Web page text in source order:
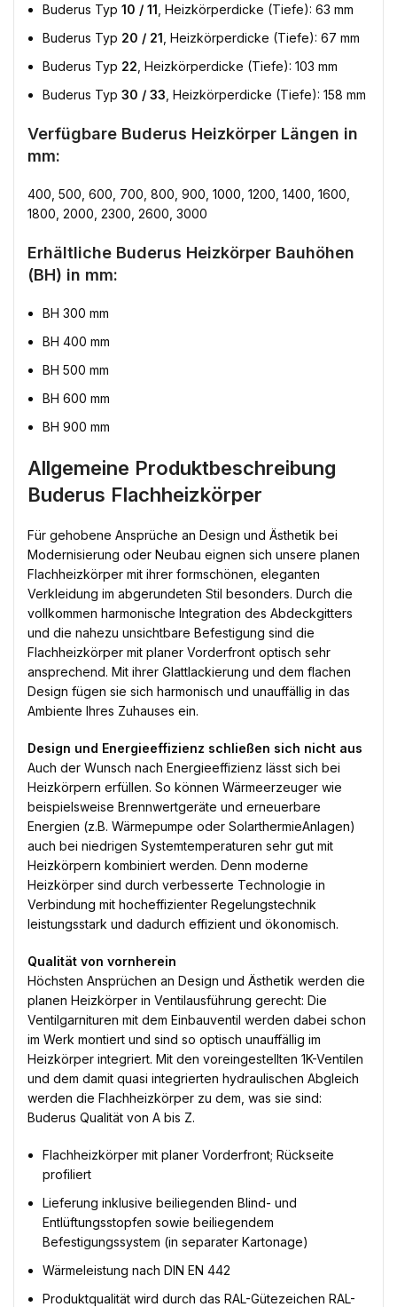
Buderus Typ 10 / 11 , Heizkörperdicke (Tiefe): 63 mm
Buderus Typ 20 / 21 , Heizkörperdicke (Tiefe): 67 mm
Buderus Typ 22 , Heizkörperdicke (Tiefe): 103 mm
Buderus Typ 30 / 33 , Heizkörperdicke (Tiefe): 158 mm
Verfügbare Buderus Heizkörper Längen in
mm:
400, 500, 600, 700, 800, 900, 1000, 1200, 1400, 1600,
1800, 2000, 2300, 2600, 3000
Erhältliche Buderus Heizkörper Bauhöhen
(BH) in mm:
BH 300 mm
BH 400 mm
BH 500 mm
BH 600 mm
BH 900 mm
Allgemeine Produktbeschreibung
Buderus Flachheizkörper
Für gehobene Ansprüche an Design und Ästhetik bei
Modernisierung oder Neubau eignen sich unsere planen
Flachheizkörper mit ihrer formschönen, eleganten
Verkleidung im abgerundeten Stil besonders. Durch die
vollkommen harmonische Integration des Abdeckgitters
und die nahezu unsichtbare Befestigung sind die
Flachheizkörper mit planer Vorderfront optisch sehr
ansprechend. Mit ihrer Glattlackierung und dem flachen
Design fügen sie sich harmonisch und unauffällig in das
Ambiente Ihres Zuhauses ein.
Design und Energieeffizienz schließen sich nicht aus
Auch der Wunsch nach Energieeffizienz lässt sich bei
Heizkörpern erfüllen. So können Wärmeerzeuger wie
beispielsweise Brennwertgeräte und erneuerbare
Energien (z.B. Wärmepumpe oder SolarthermieAnlagen)
auch bei niedrigen Systemtemperaturen sehr gut mit
Heizkörpern kombiniert werden. Denn moderne
Heizkörper sind durch verbesserte Technologie in
Verbindung mit hocheffizienter Regelungstechnik
leistungsstark und dadurch effizient und ökonomisch.
Qualität von vornherein
Höchsten Ansprüchen an Design und Ästhetik werden die
planen Heizkörper in Ventilausführung gerecht: Die
Ventilgarnituren mit dem Einbauventil werden dabei schon
im Werk montiert und sind so optisch unauffällig im
Heizkörper integriert. Mit den voreingestellten 1K-Ventilen
und dem damit quasi integrierten hydraulischen Abgleich
werden die Flachheizkörper zu dem, was sie sind:
Buderus Qualität von A bis Z.
Flachheizkörper mit planer Vorderfront; Rückseite
profiliert
Lieferung inklusive beiliegenden Blind- und
Entlüftungsstopfen sowie beiliegendem
Befestigungssystem (in separater Kartonage)
Wärmeleistung nach DIN EN 442
Produktqualität wird durch das RAL-Gütezeichen RAL-